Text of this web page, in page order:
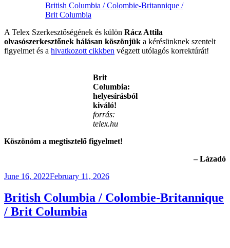
British Columbia / Colombie-Britannique /
Brit Columbia
A Telex Szerkesztőségének és külön Rácz Attila
olvasószerkesztőnek hálásan köszönjük a kérésünknek szentelt
figyelmet és a hivatkozott cikkben végzett utólagós korrektúrát!
Brit
Columbia:
helyesírásból
kiváló!
forrás:
telex.hu
Köszönöm a megtisztelő figyelmet!
– Lázadó
Posted
June 16, 2022February 11, 2026
British Columbia / Colombie-Britannique
/ Brit Columbia